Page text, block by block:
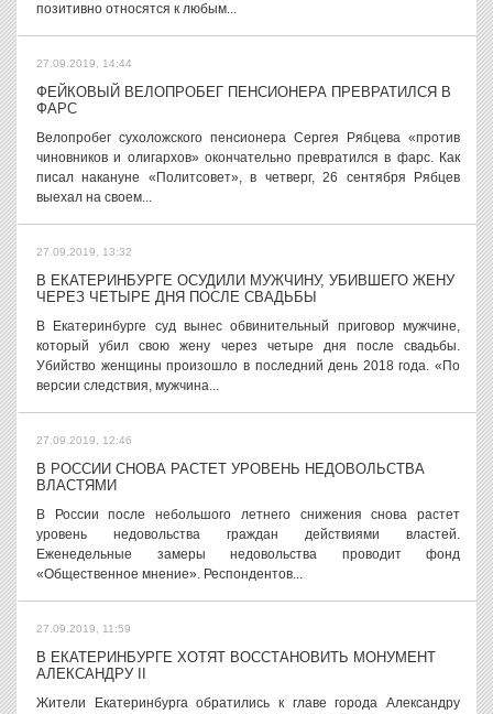
позитивно относятся к любым...
27.09.2019, 14:44
ФЕЙКОВЫЙ ВЕЛОПРОБЕГ ПЕНСИОНЕРА ПРЕВРАТИЛСЯ В
ФАРС
Велопробег сухоложского пенсионера Сергея Рябцева «против
чиновников и олигархов» окончательно превратился в фарс. Как
писал накануне «Политсовет», в четверг, 26 сентября Рябцев
выехал на своем...
27.09.2019, 13:32
В ЕКАТЕРИНБУРГЕ ОСУДИЛИ МУЖЧИНУ, УБИВШЕГО ЖЕНУ
ЧЕРЕЗ ЧЕТЫРЕ ДНЯ ПОСЛЕ СВАДЬБЫ
В Екатеринбурге суд вынес обвинительный приговор мужчине,
который убил свою жену через четыре дня после свадьбы.
Убийство женщины произошло в последний день 2018 года. «По
версии следствия, мужчина...
27.09.2019, 12:46
В РОССИИ СНОВА РАСТЕТ УРОВЕНЬ НЕДОВОЛЬСТВА
ВЛАСТЯМИ
В России после небольшого летнего снижения снова растет
уровень недовольства граждан действиями властей.
Еженедельные замеры недовольства проводит фонд
«Общественное мнение». Респондентов...
27.09.2019, 11:59
В ЕКАТЕРИНБУРГЕ ХОТЯТ ВОССТАНОВИТЬ МОНУМЕНТ
АЛЕКСАНДРУ II
Жители Екатеринбурга обратились к главе города Александру